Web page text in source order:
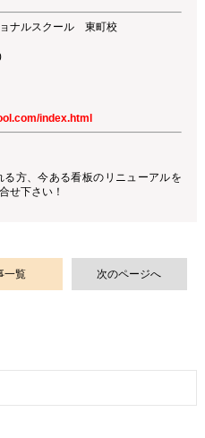
ナルスクール 東町校
index.html
方、今ある看板のリニューアルを
せ下さい！
一覧 次のページへ